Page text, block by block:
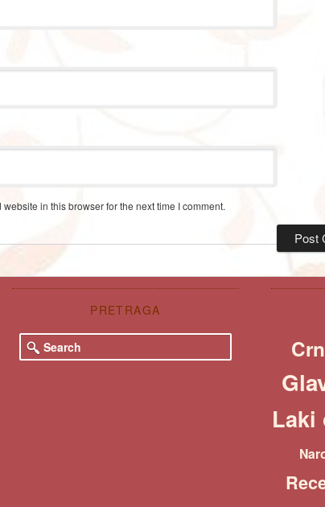
in this browser for the next time I comment.
PRETRAGA
e
Laki